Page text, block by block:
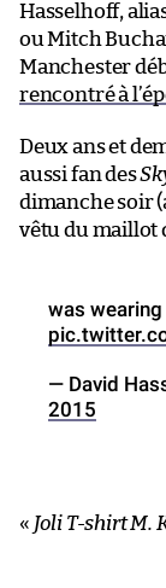
Hasselhoff,
ou Mitch
Manchester
rencontré à
Deux ans et
aussi fan des
dimanche soir
vêtu du maillot
was
— David
2015
« Joli T-shirt M.